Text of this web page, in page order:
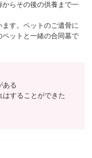
らその後の供養まで一
す。ペットのご遺骨に
ットと一緒の合同墓で
ある
はすることができた